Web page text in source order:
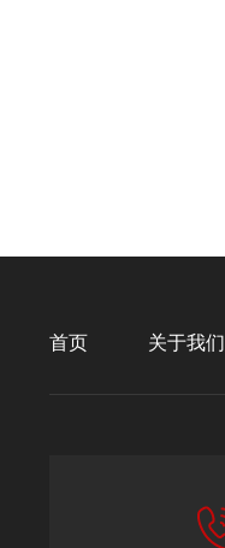
首页 关于我们